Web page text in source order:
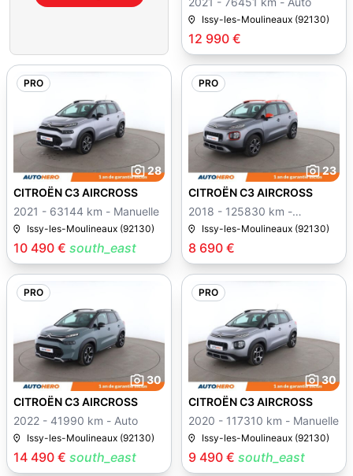
12 990 €
Issy-les-Moulineaux (92130)
PRO
28
10 490 € south_east
CITROËN C3 AIRCROSS
2021 - 63144 km - Manuelle
Issy-les-Moulineaux (92130)
PRO
23
8 690 €
CITROËN C3 AIRCROSS
2018 - 125830 km -
Manuelle
Issy-les-Moulineaux (92130)
PRO
30
14 490 € south_east
CITROËN C3 AIRCROSS
2022 - 41990 km - Auto
Issy-les-Moulineaux (92130)
PRO
30
9 490 € south_east
CITROËN C3 AIRCROSS
2020 - 117310 km - Manuelle
Issy-les-Moulineaux (92130)